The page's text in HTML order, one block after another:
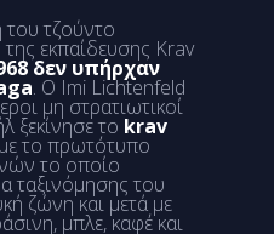
τζούντο
εκπαίδευσης Krav
δεν υπήρχαν
. Ο Imi Lichtenfeld
μη στρατιωτικοί
ξεκίνησε το krav
με το πρωτότυπο
το οποίο
ταξινόμησης του
ζώνη και μετά με
μπλε, καφέ και